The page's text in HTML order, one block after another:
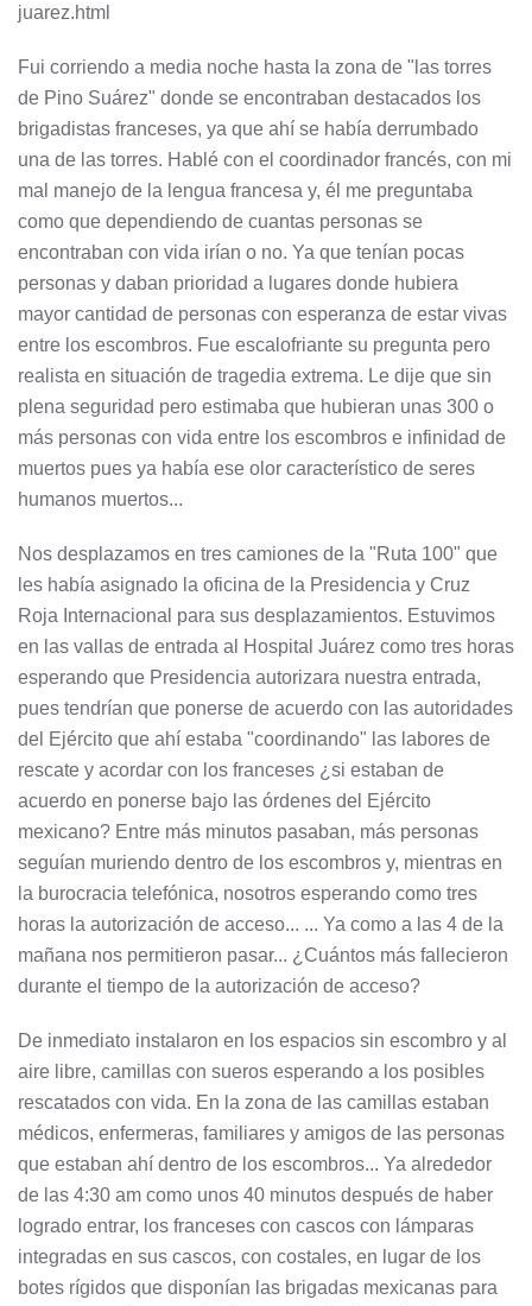
juarez.html
Fui corriendo a media noche hasta la zona de "las torres
de Pino Suárez" donde se encontraban destacados los
brigadistas franceses, ya que ahí se había derrumbado
una de las torres. Hablé con el coordinador francés, con mi
mal manejo de la lengua francesa y, él me preguntaba
como que dependiendo de cuantas personas se
encontraban con vida irían o no. Ya que tenían pocas
personas y daban prioridad a lugares donde hubiera
mayor cantidad de personas con esperanza de estar vivas
entre los escombros. Fue escalofriante su pregunta pero
realista en situación de tragedia extrema. Le dije que sin
plena seguridad pero estimaba que hubieran unas 300 o
más personas con vida entre los escombros e infinidad de
muertos pues ya había ese olor característico de seres
humanos muertos...
Nos desplazamos en tres camiones de la "Ruta 100" que
les había asignado la oficina de la Presidencia y Cruz
Roja Internacional para sus desplazamientos. Estuvimos
en las vallas de entrada al Hospital Juárez como tres horas
esperando que Presidencia autorizara nuestra entrada,
pues tendrían que ponerse de acuerdo con las autoridades
del Ejército que ahí estaba "coordinando" las labores de
rescate y acordar con los franceses ¿si estaban de
acuerdo en ponerse bajo las órdenes del Ejército
mexicano? Entre más minutos pasaban, más personas
seguían muriendo dentro de los escombros y, mientras en
la burocracia telefónica, nosotros esperando como tres
horas la autorización de acceso... ... Ya como a las 4 de la
mañana nos permitieron pasar... ¿Cuántos más fallecieron
durante el tiempo de la autorización de acceso?
De inmediato instalaron en los espacios sin escombro y al
aire libre, camillas con sueros esperando a los posibles
rescatados con vida. En la zona de las camillas estaban
médicos, enfermeras, familiares y amigos de las personas
que estaban ahí dentro de los escombros... Ya alrededor
de las 4:30 am como unos 40 minutos después de haber
logrado entrar, los franceses con cascos con lámparas
integradas en sus cascos, con costales, en lugar de los
botes rígidos que disponían las brigadas mexicanas para